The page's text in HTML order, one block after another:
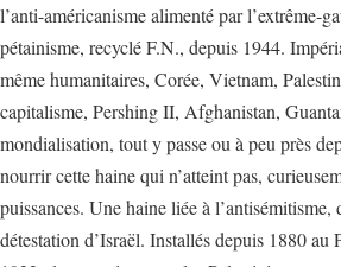
l’anti-américanisme alimenté par l’extrême-
pétainisme, recyclé F.N., depuis 1944.
même humanitaires, Corée, Vietnam,
capitalisme, Pershing II, Afghanistan,
mondialisation, tout y passe ou à peu près
nourrir cette haine qui n’atteint pas,
puissances. Une haine liée à l’antisémitisme,
détestation d’Israël. Installés depuis 1880 au